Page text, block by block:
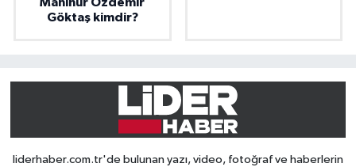
Göktaş kimdir?
liderhaber.com.tr'de bulunan yazı, video, fotoğraf ve haberlerin